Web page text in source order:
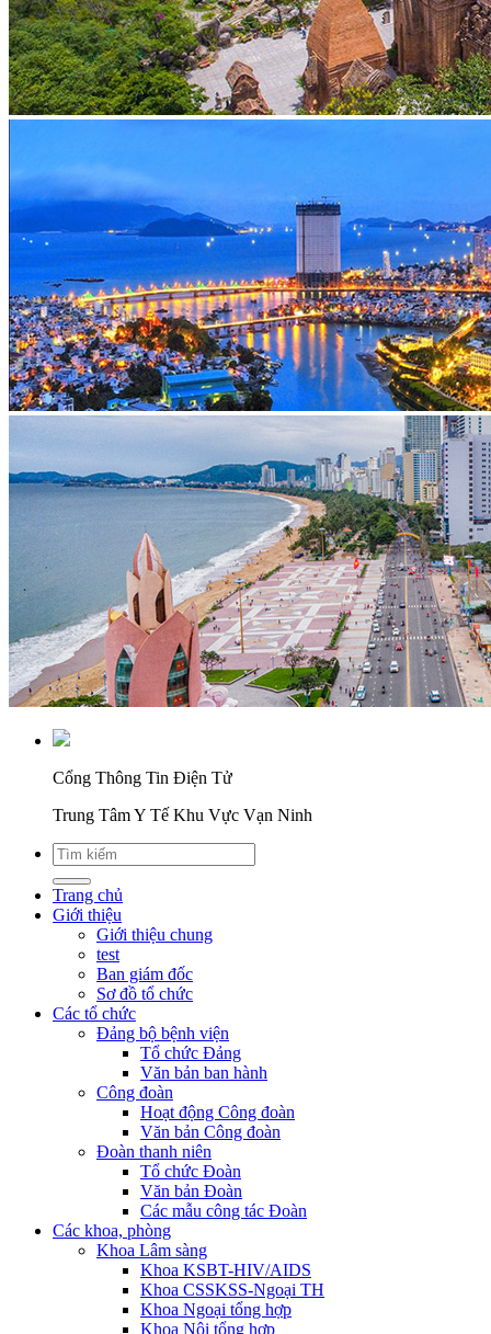
Cổng Thông Tin Điện Tử
Trung Tâm Y Tế Khu Vực Vạn Ninh
Trang chủ
Giới thiệu
Giới thiệu chung
test
Ban giám đốc
Sơ đồ tổ chức
Các tổ chức
Đảng bộ bệnh viện
Tổ chức Đảng
Văn bản ban hành
Công đoàn
Hoạt động Công đoàn
Văn bản Công đoàn
Đoàn thanh niên
Tổ chức Đoàn
Văn bản Đoàn
Các mẫu công tác Đoàn
Các khoa, phòng
Khoa Lâm sàng
Khoa KSBT-HIV/AIDS
Khoa CSSKSS-Ngoại TH
Khoa Ngoại tổng hợp
Khoa Nội tổng hợp